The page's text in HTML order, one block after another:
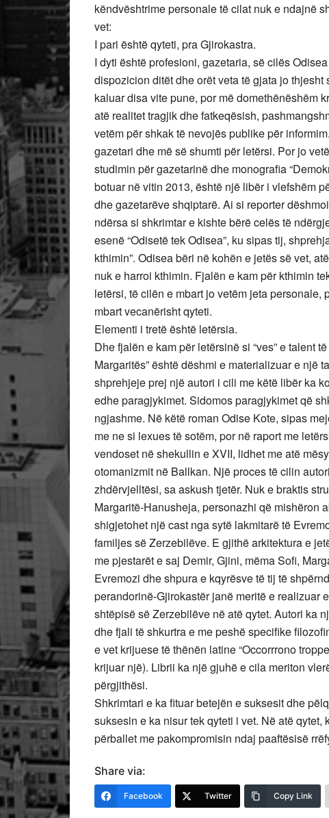
këndvështrime personale të cilat nuk e ndajnë
vet:
I pari është qyteti, pra Gjirokastra.
I dyti është profesioni, gazetaria, së cilës
dispozicion ditët dhe orët veta të gjata jo
kaluar disa vite pune, por më domethënëshëm
atë realitet tragjik dhe fatkeqësish,
vetëm për shkak të nevojës publike për
gazetari dhe më së shumti për letërsi. Por jo
studimin për gazetarinë dhe monografia
botuar në vitin 2013, është një libër i vlefshëm
dhe gazetarëve shqiptarë. Ai si reporter
ndërsa si shkrimtar e kishte bërë celës të
esenë “Odisetë tek Odisea”, ku sipas tij,
kthimin”. Odisea bëri në kohën e jetës së vet,
nuk e harroi kthimin. Fjalën e kam për kthimin
letërsi, të cilën e mbart jo vetëm jeta
mbart vecanërisht qyteti.
Elementi i tretë është letërsia.
Dhe fjalën e kam për letërsinë si “ves” e talent
Margaritës” është dëshmi e materializuar e një
shprehjeje prej një autori i cili me këtë libër ka
edhe paragjykimet. Sidomos paragjykimet që
ngjashme. Në këtë roman Odise Kote, sipas
me ne si lexues të sotëm, por në raport me
vendoset në shekullin e XVII, lidhet me atë
otomanizmit në Ballkan. Një proces të cilin
zhdërvjelltësi, sa askush tjetër. Nuk e braktis
Margaritë-Hanusheja, personazhi që mishëron
shigjetohet një cast nga sytë lakmitarë të
familjes së Zerzebilëve. E gjithë arkitektura e
me pjestarët e saj Demir, Gjini, mëma Sofi,
Evremozi dhe shpura e kqyrësve të tij të
perandorinë-Gjirokastër janë meritë e realizuar
shtëpisë së Zerzebilëve në atë qytet. Autori ka
dhe fjali të shkurtra e me peshë specifike
e vet krijuese të thënën latine “Occorrrono
krijuar një). Librii ka një gjuhë e cila meriton
përgjithësi.
Shkrimtari e ka fituar betejën e suksesit dhe
suksesin e ka nisur tek qyteti i vet. Në atë
përballet me pakompromisin ndaj paaftësisë
Share via:
Facebook Twitter Copy Link